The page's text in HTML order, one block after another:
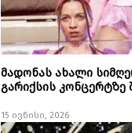
მადონას ახალი
გარიქსის კონცერტზე
15 ივნისი, 2026